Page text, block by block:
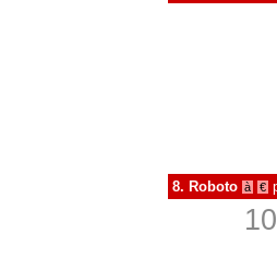
8. Roboto à €